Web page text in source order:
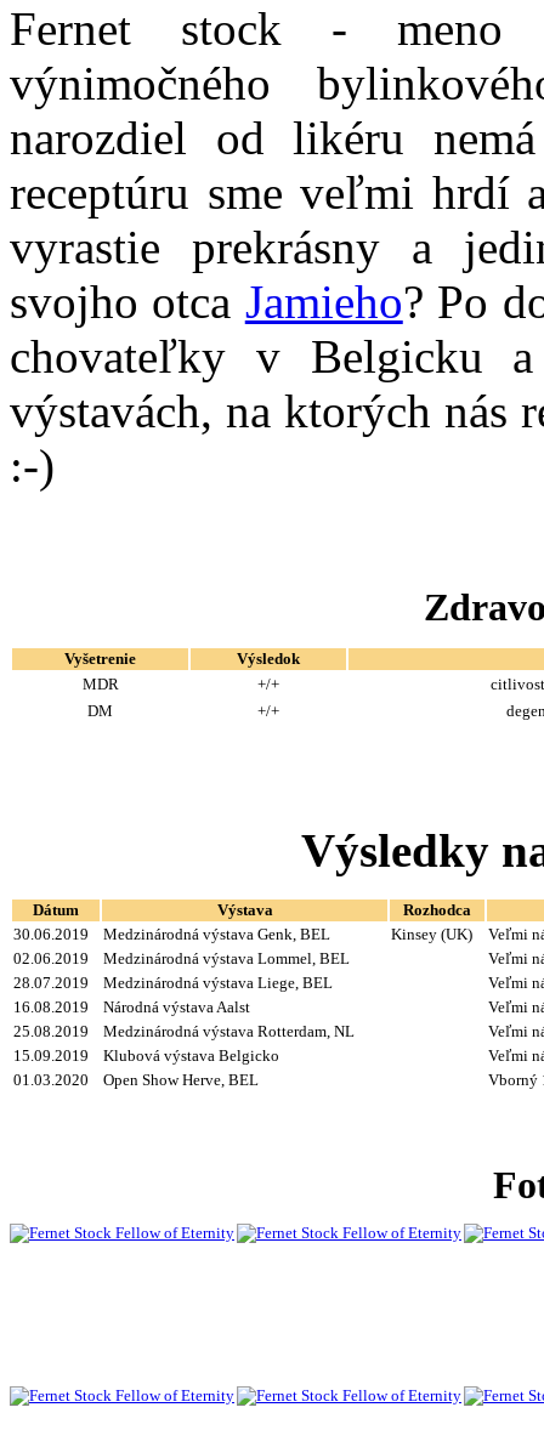
Fernet stock - meno
výnimočného
narozdiel od likéru
receptúru sme veľmi hrdí
vyrastie prekrásny a
svojho otca Jamieho? Po
chovateľky v Belgicku
výstavách, na ktorých nás
:-)
Vyšetrenie
Výsledok
MDR
+/+
DM
+/+
Výsledky
Dátum Výstava
Rozhodca
30.06.2019
Medzinárodná výstava Genk, BEL Kinsey (UK)
Veľmi
02.06.2019
Medzinárodná výstava Lommel, BEL
Veľmi
28.07.2019
Medzinárodná výstava Liege, BEL
Veľmi
16.08.2019
Národná výstava Aalst
Veľmi
25.08.2019
Medzinárodná výstava Rotterdam, NL
Veľmi
15.09.2019
Klubová výstava Belgicko
Veľmi
01.03.2020
Open Show Herve, BEL Vborný